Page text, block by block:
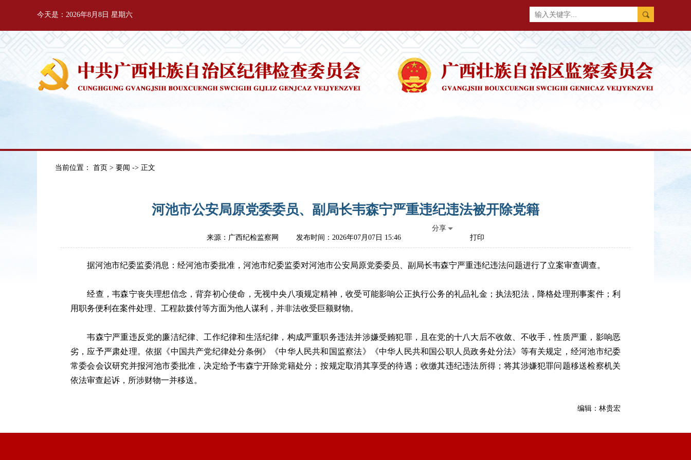
今天是：2026年8月8日 星期六
当前位置： 首页 > 要闻 -> 正文
河池市公安局原党委委员、副局长韦森宁严重违纪违法被开除党籍
来源：广西纪检监察网 发布时间：2026年07月07日 15:46
分享
打印
据河池市纪委监委消息：经河池市委批准，河池市纪委监委对河池市公安局原党委委员、副局长韦森宁严重违纪违法问题进行了立案审查调查。
经查，韦森宁丧失理想信念，背弃初心使命，无视中央八项规定精神，收受可能影响公正执行公务的礼品礼金；执法犯法，降格处理刑事案件；利
用职务便利在案件处理、工程款拨付等方面为他人谋利，并非法收受巨额财物。
韦森宁严重违反党的廉洁纪律、工作纪律和生活纪律，构成严重职务违法并涉嫌受贿犯罪，且在党的十八大后不收敛、不收手，性质严重，影响恶
劣，应予严肃处理。依据《中国共产党纪律处分条例》《中华人民共和国监察法》《中华人民共和国公职人员政务处分法》等有关规定，经河池市纪委
常委会会议研究并报河池市委批准，决定给予韦森宁开除党籍处分；按规定取消其享受的待遇；收缴其违纪违法所得；将其涉嫌犯罪问题移送检察机关
依法审查起诉，所涉财物一并移送。
编辑：林贵宏